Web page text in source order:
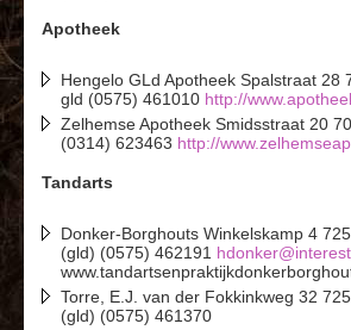
Apotheek
Hengelo GLd Apotheek Spalstraat 28
gld (0575) 461010 http://
Zelhemse Apotheek Smidsstraat 20
(0314) 623463 http://
Tandarts
Donker-Borghouts Winkelskamp 4
(gld) (0575) 462191
Torre, E.J. van der Fokkinkweg 32
(gld) (0575) 461370